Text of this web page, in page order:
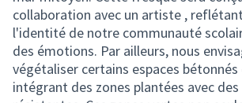
collaboration avec un artiste ,
l'identité de notre communauté
des émotions. Par ailleurs, nous
végétaliser certains espaces
intégrant des zones plantées avec des